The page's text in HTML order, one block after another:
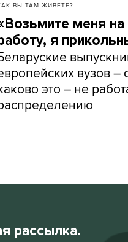
ВЫ ТАМ ЖИВЕТЕ?
меня на
я
вузов –
это – не
рассылка.